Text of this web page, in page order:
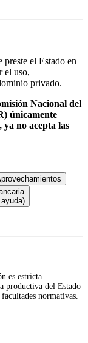
preste el Estado en
el uso,
privado.
Nacional del
únicamente
ya no acepta las
es estricta
productiva del Estado
normativas.